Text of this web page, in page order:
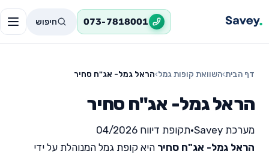
073-7818001 חיפוש
דף הבית›השוואת קופות גמל›הראל גמל- אג"ח סחיר
הראל גמל- אג"ח סחיר
מערכת Savey •תקופת דיווח 04/2026
הראל גמל- אג"ח סחיר היא קופת גמל המנוהלת על ידי